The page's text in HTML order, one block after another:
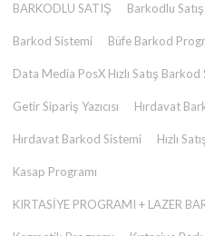
BARKODLU SATIŞ Barkodlu
Barkod Sistemi Büfe Barkod
Data Media PosX Hızlı Satış
Getir Sipariş Yazıcısı Hırdavat
Hırdavat Barkod Sistemi Hızlı
Kasap Programı
KIRTASİYE PROGRAMI + LAZER